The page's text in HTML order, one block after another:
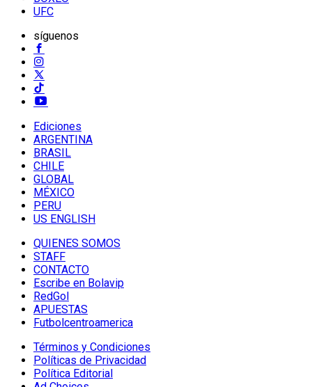
UFC
síguenos
Ediciones
ARGENTINA
BRASIL
CHILE
GLOBAL
MÉXICO
PERU
US ENGLISH
QUIENES SOMOS
STAFF
CONTACTO
Escribe en Bolavip
RedGol
APUESTAS
Futbolcentroamerica
Términos y Condiciones
Políticas de Privacidad
Política Editorial